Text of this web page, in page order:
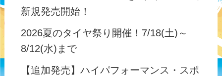
新規発売開始！
2026夏のタイヤ祭り開催！7/18(土)～
8/12(水)まで
【追加発売】ハイパフォーマンス・スポ